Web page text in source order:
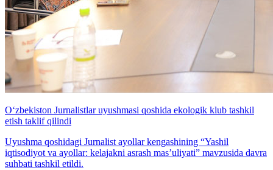
O‘zbekiston Jurnalistlar uyushmasi qoshida ekologik klub tashkil
etish taklif qilindi
Uyushma qoshidagi Jurnalist ayollar kengashining “Yashil
iqtisodiyot va ayollar: kelajakni asrash mas’uliyati” mavzusida davra
suhbati tashkil etildi.